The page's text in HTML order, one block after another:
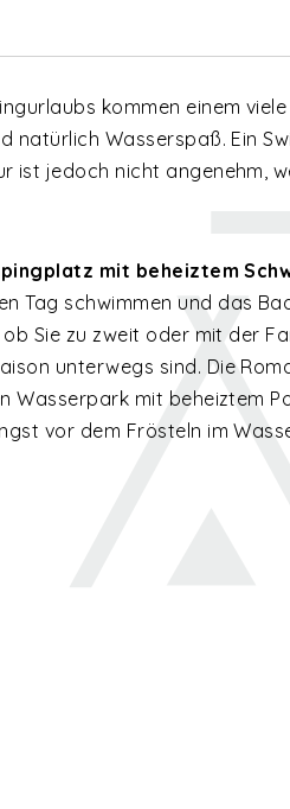
kommen einem
natürlich Wasserspaß. Ein
ist jedoch nicht angenehm,
mit beheiztem
Tag schwimmen und das
Sie zu zweit oder mit der
unterwegs sind. Die
Wasserpark mit beheiztem
vor dem Frösteln im